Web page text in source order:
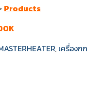
Products
, เครื่องกก